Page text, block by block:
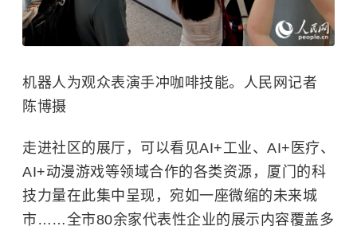
机器人为观众表演手冲咖啡技能。人民网记者
陈博摄
走进社区的展厅，可以看见AI+工业、AI+医疗、
AI+动漫游戏等领域合作的各类资源，厦门的科
技力量在此集中呈现，宛如一座微缩的未来城
市……全市80余家代表性企业的展示内容覆盖多